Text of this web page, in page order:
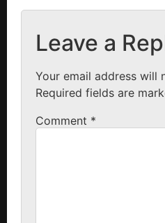
Leave a
Your email address will
Required fields are
Comment *